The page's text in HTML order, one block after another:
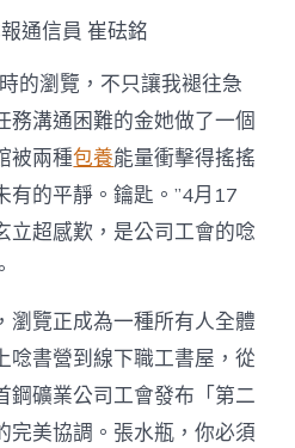
心
寶
貝
專
包
養
網
噴
鼻
成
生
涯
“標
配”〉
中
通信員 崔砝銘
的瀏覽，不只讓我褪往急
務溝通困難的金她做了一個
被兩種包養能量衝擊得搖搖
有的平靜。鑰匙。”4月17
立超感歎，是公司工會的唸
瀏覽正成為一種所有人全體
唸書營到線下職工書屋，從
鋼礦業公司工會發布「第二
完美協調。張水瓶，你必須